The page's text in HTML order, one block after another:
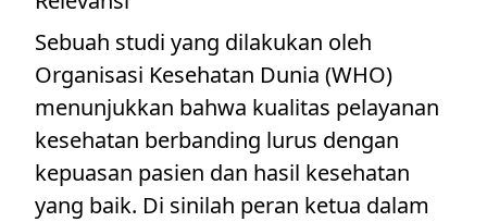
Sebuah studi yang dilakukan oleh
Organisasi Kesehatan Dunia (WHO)
menunjukkan bahwa kualitas pelayanan
kesehatan berbanding lurus dengan
kepuasan pasien dan hasil kesehatan
yang baik. Di sinilah peran ketua dalam